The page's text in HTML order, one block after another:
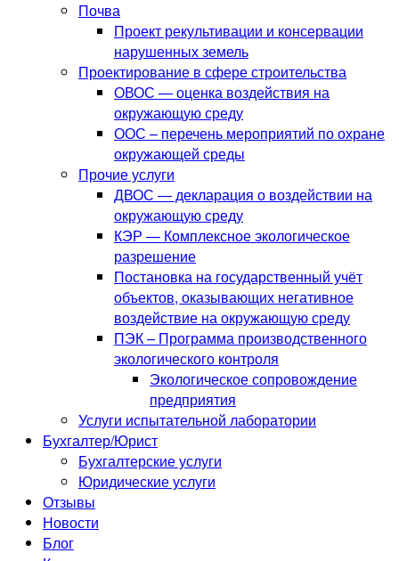
Почва
Проект рекультивации и консервации
нарушенных земель
Проектирование в сфере строительства
ОВОС — оценка воздействия на
окружающую среду
ООС – перечень мероприятий по охране
окружающей среды
Прочие услуги
ДВОС — декларация о воздействии на
окружающую среду
КЭР — Комплексное экологическое
разрешение
Постановка на государственный учёт
объектов, оказывающих негативное
воздействие на окружающую среду
ПЭК – Программа производственного
экологического контроля
Экологическое сопровождение
предприятия
Услуги испытательной лаборатории
Бухгалтер/Юрист
Бухгалтерские услуги
Юридические услуги
Отзывы
Новости
Блог